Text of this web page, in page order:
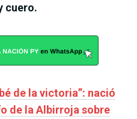
cuero.
de la victoria”: nació
de la Albirroja sobre